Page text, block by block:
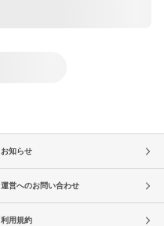
お知らせ
運営へのお問い合わせ
利用規約